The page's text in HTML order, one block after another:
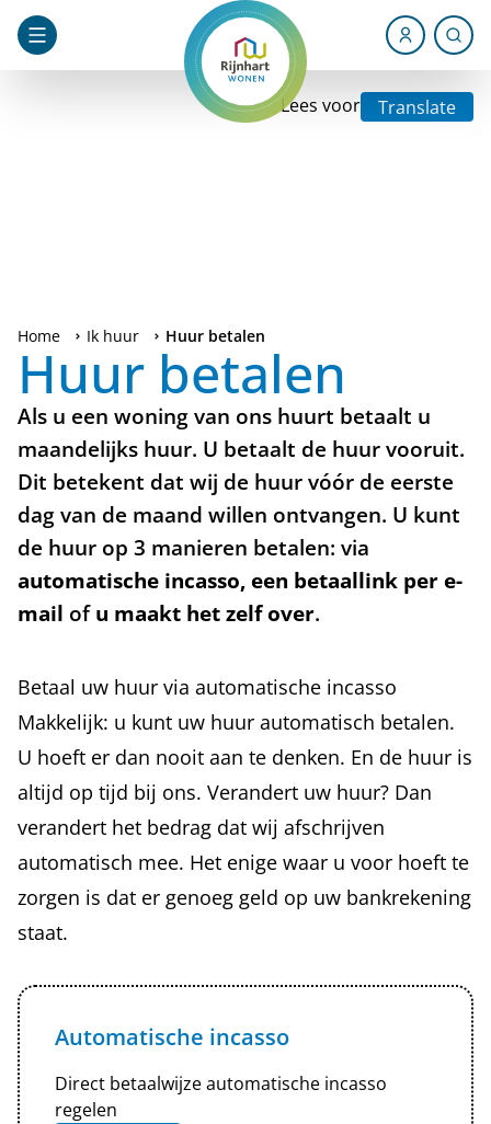
Lees voor Translate
Home Ik huur Huur betalen
Huur betalen
Als u een woning van ons huurt betaalt u
maandelijks huur. U betaalt de huur vooruit.
Dit betekent dat wij de huur vóór de eerste
dag van de maand willen ontvangen. U kunt
de huur op 3 manieren betalen: via
automatische incasso, een betaallink per e-
mail ofu maakt het zelf over.
Betaal uw huur via automatische incasso
Makkelijk: u kunt uw huur automatisch betalen.
U hoeft er dan nooit aan te denken. En de huur is
altijd op tijd bij ons. Verandert uw huur? Dan
verandert het bedrag dat wij afschrijven
automatisch mee. Het enige waar u voor hoeft te
zorgen is dat er genoeg geld op uw bankrekening
staat.
Automatische incasso
Direct betaalwijze automatische incasso
regelen